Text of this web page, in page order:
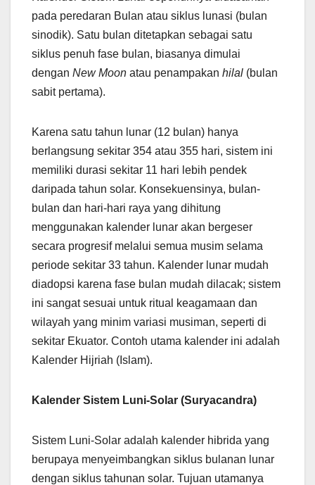
pada peredaran Bulan atau siklus lunasi (bulan
sinodik). Satu bulan ditetapkan sebagai satu
siklus penuh fase bulan, biasanya dimulai
dengan New Moon atau penampakan hilal (bulan
sabit pertama).
Karena satu tahun lunar (12 bulan) hanya
berlangsung sekitar 354 atau 355 hari, sistem ini
memiliki durasi sekitar 11 hari lebih pendek
daripada tahun solar. Konsekuensinya, bulan-
bulan dan hari-hari raya yang dihitung
menggunakan kalender lunar akan bergeser
secara progresif melalui semua musim selama
periode sekitar 33 tahun. Kalender lunar mudah
diadopsi karena fase bulan mudah dilacak; sistem
ini sangat sesuai untuk ritual keagamaan dan
wilayah yang minim variasi musiman, seperti di
sekitar Ekuator. Contoh utama kalender ini adalah
Kalender Hijriah (Islam).
Kalender Sistem Luni-Solar (Suryacandra)
Sistem Luni-Solar adalah kalender hibrida yang
berupaya menyeimbangkan siklus bulanan lunar
dengan siklus tahunan solar. Tujuan utamanya